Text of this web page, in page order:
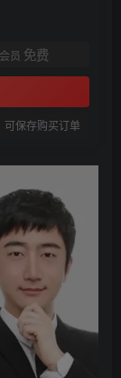
员 免费
可保存购买订单